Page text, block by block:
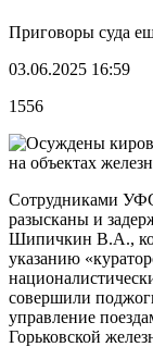
Приговоры суда
03.06.2025 16:59
1556
Сотрудниками
разысканы и
Шипичкин В.А.,
указанию
совершили
управление
Горьковской